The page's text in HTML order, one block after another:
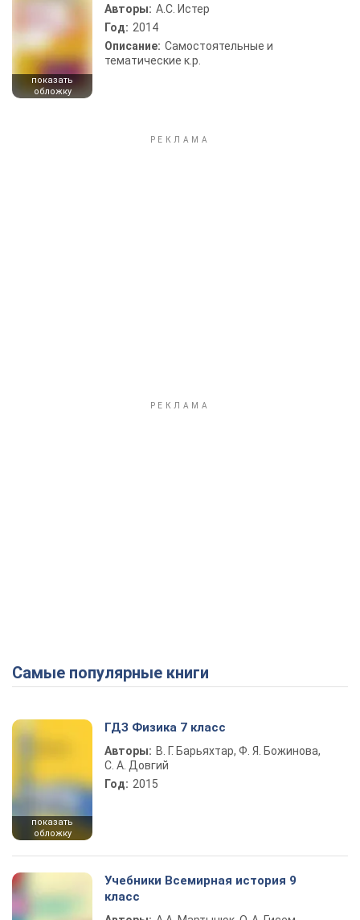
показать
обложку
Авторы: А.С. Истер
Год: 2014
Описание: Самостоятельные и
тематические к.р.
Самые популярные книги
показать
обложку
ГДЗ Физика 7 класс
Авторы: В. Г. Барьяхтар, Ф. Я. Божинова,
С. А. Довгий
Год: 2015
Учебники Всемирная история 9
класс